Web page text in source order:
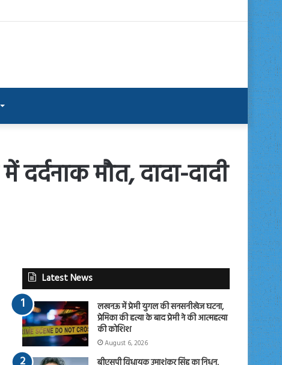
दर्दनाक मौत, दादा-दादी
Latest News
लखनऊ में प्रेमी युगल की सनसनीखेज घटना,
प्रेमिका की हत्या के बाद प्रेमी ने की आत्महत्या
की कोशिश
August 6, 2026